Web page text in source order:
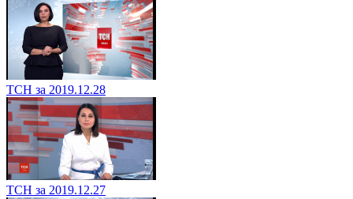
ТСН за 2019.12.28
ТСН за 2019.12.27